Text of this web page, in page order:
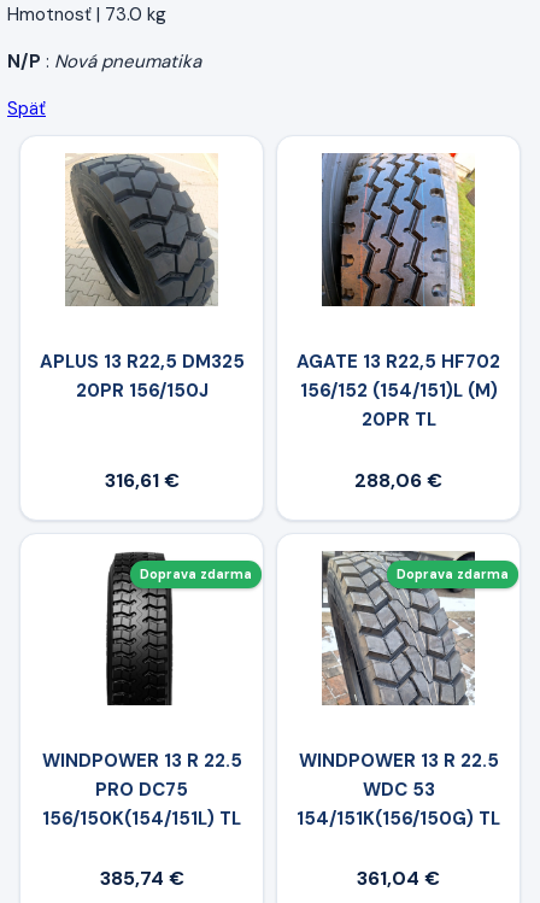
Hmotnosť | 73.0 kg
N/P : Nová pneumatika
Späť
APLUS 13 R22,5 DM325
20PR 156/150J
316,61 €
AGATE 13 R22,5 HF702
156/152 (154/151)L (M)
20PR TL
288,06 €
Doprava zdarma
WINDPOWER 13 R 22.5
PRO DC75
156/150K(154/151L) TL
385,74 €
Doprava zdarma
WINDPOWER 13 R 22.5
WDC 53
154/151K(156/150G) TL
361,04 €